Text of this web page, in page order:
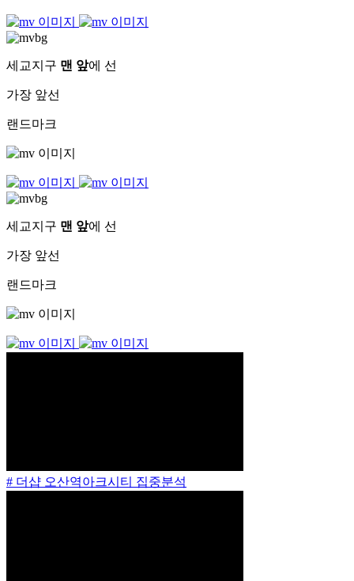
세교지구 맨 앞에 선
가장 앞선
랜드마크
세교지구 맨 앞에 선
가장 앞선
랜드마크
# 더샵 오산역아크시티 집중분석